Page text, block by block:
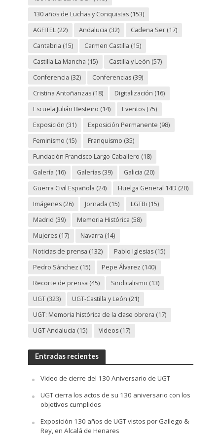
130 años de Luchas y Conquistas(153)
AGFITEL(22) Andalucia (32) Cadena Ser(17)
Cantabria (15) Carmen Castilla (15)
Castilla La Mancha (15) Castilla y León (57)
Conferencia (32) Conferencias(39)
Cristina Antoñanzas(18) Digitalización (16)
Escuela Julián Besteiro (14) Eventos(75)
Exposición (31) Exposición Permanente (98)
Feminismo (15) Franquismo (35)
Fundación Francisco Largo Caballero (18)
Galería (16) Galerías(39) Galicia (20)
Guerra Civil Española (24) Huelga General 14D (20)
Imágenes(26) Jornada (15) LGTBi (15)
Madrid (39) Memoria Histórica (58)
Mujeres(17) Navarra (14)
Noticias de prensa (132) Pablo Iglesias(15)
Pedro Sánchez (15) Pepe Álvarez (140)
Recorte de prensa (45) Sindicalismo (13)
UGT(323) UGT-Castilla y León (21)
UGT: Memoria histórica de la clase obrera (17)
UGT Andalucia (15) Videos(17)
Entradas recientes
Video de cierre del 130 Aniversario de UGT
UGT cierra los actos de su 130 aniversario con los
objetivos cumplidos
Exposición 130 años de UGT vistos por Gallego &
Rey, en Alcalá de Henares